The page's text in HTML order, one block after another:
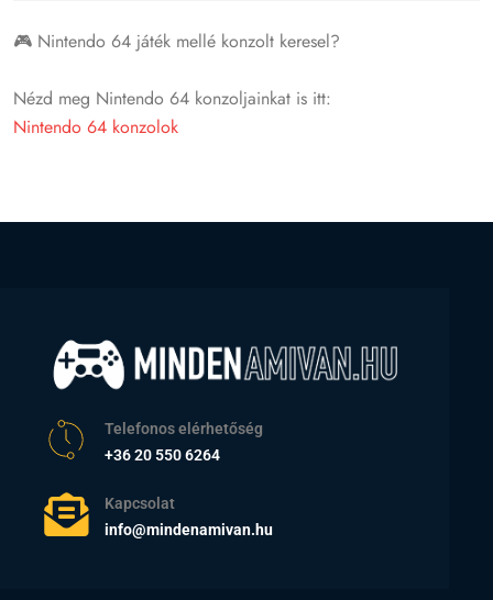
🎮 Nintendo 64 játék mellé konzolt keresel?
Nézd meg Nintendo 64 konzoljainkat is itt:
Nintendo 64 konzolok
Telefonos elérhetőség
+36 20 550 6264
Kapcsolat
info@mindenamivan.hu